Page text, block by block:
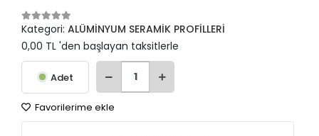
Kategori: ALÜMİNYUM SERAMİK PROFİLLERİ
0,00 TL 'den başlayan taksitlerle
Adet
Favorilerime ekle